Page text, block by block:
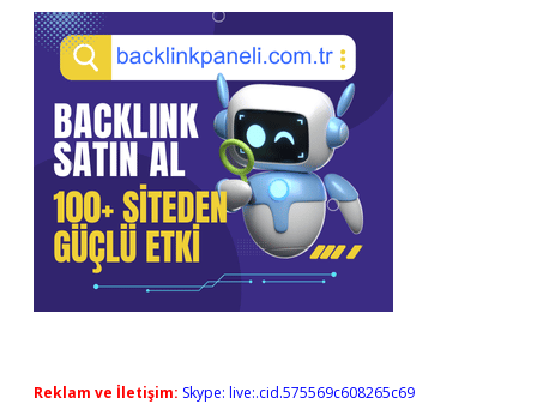
Reklam ve İletişim: Skype: live:.cid.575569c608265c69